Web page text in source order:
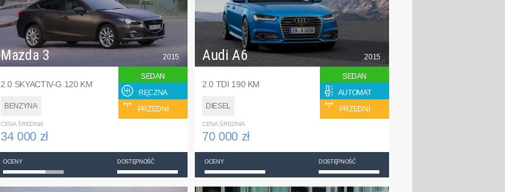
Mazda 3
2.0 SKYACTIV-G 120 KM
BENZYNA
2015
SEDAN
RĘCZNA
PRZEDNI
CENA ŚREDNIA
34 000 zł
OCENY DOSTĘPNOŚĆ
Audi A6
2.0 TDI 190 KM
DIESEL
2015
SEDAN
AUTOMAT
PRZEDNI
CENA ŚREDNIA
70 000 zł
OCENY DOSTĘPNOŚĆ